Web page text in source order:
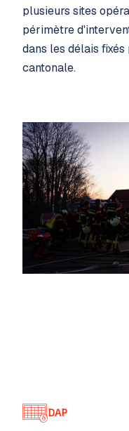
plusieurs sites
périmètre
dans les délais
cantonale.
DAP